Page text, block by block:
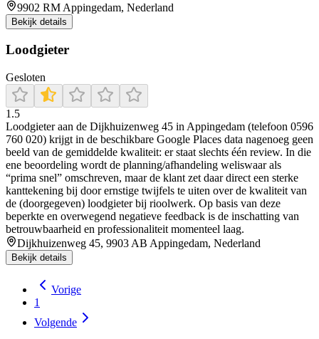
9902 RM Appingedam, Nederland
Bekijk details
Loodgieter
Gesloten
1.5
Loodgieter aan de Dijkhuizenweg 45 in Appingedam (telefoon 0596
760 020) krijgt in de beschikbare Google Places data nagenoeg geen
beeld van de gemiddelde kwaliteit: er staat slechts één review. In die
ene beoordeling wordt de planning/afhandeling weliswaar als
“prima snel” omschreven, maar de klant zet daar direct een sterke
kanttekening bij door ernstige twijfels te uiten over de kwaliteit van
de (doorgegeven) loodgieter bij rioolwerk. Op basis van deze
beperkte en overwegend negatieve feedback is de inschatting van
betrouwbaarheid en professionaliteit momenteel laag.
Dijkhuizenweg 45, 9903 AB Appingedam, Nederland
Bekijk details
Vorige
1
Volgende